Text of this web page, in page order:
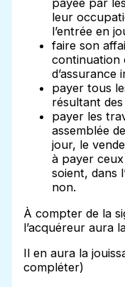
payée par
leur
l’entrée en
faire son
continuation
d’assurance
payer tous
résultant
payer les
assemblée
jour, le
à payer ceux
soient, dans
non.
À compter de la
l’acquéreur aura
Il en aura la
compléter)